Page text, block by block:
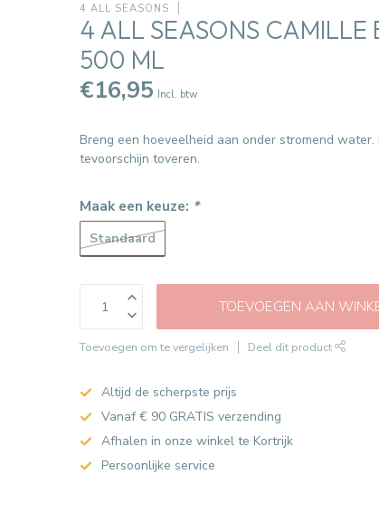
4 ALL SEASONS
4 ALL SEASONS CAMILLE
500 ML
€16,95 Incl. btw
Breng een hoeveelheid aan onder stromend water.
tevoorschijn toveren.
Maak een keuze: *
Standaard
TOEVOEGEN AAN
Toevoegen om te vergelijken Deel dit product
Altijd de scherpste prijs
Vanaf € 90 GRATIS verzending
Afhalen in onze winkel te Kortrijk
Persoonlijke service